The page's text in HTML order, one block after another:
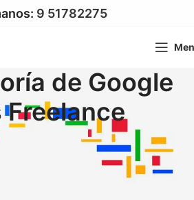
9 51782275
de Google
Freelance
en Chile a invertir